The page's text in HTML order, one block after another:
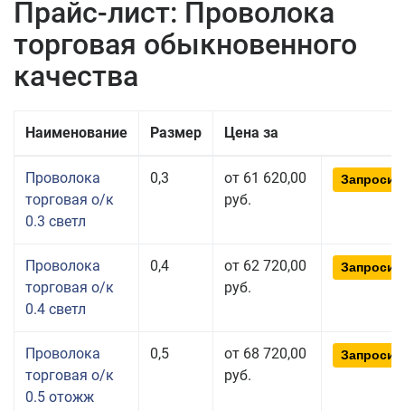
Прайс-лист: Проволока
торговая обыкновенного
качества
Наименование Размер Цена за
Проволока
торговая о/к
0.3 светл
0,3
от 61 620,00
руб.
Проволока
торговая о/к
0.4 светл
0,4
от 62 720,00
руб.
Проволока
торговая о/к
0.5 отожж
0,5
от 68 720,00
руб.